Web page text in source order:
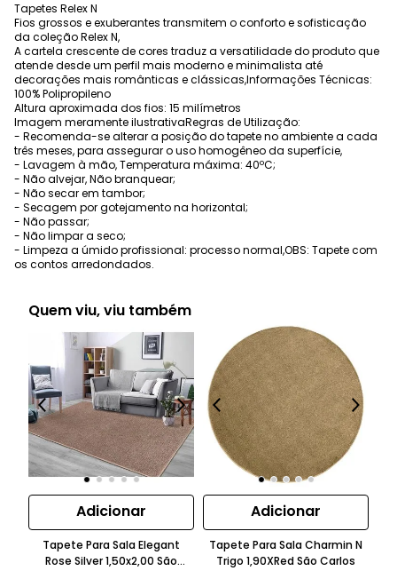
Tapetes Relex N
Fios grossos e exuberantes transmitem o conforto e sofisticação
da coleção Relex N,
A cartela crescente de cores traduz a versatilidade do produto que
atende desde um perfil mais moderno e minimalista até
decorações mais românticas e clássicas,Informações Técnicas:
100% Polipropileno
Altura aproximada dos fios: 15 milímetros
Imagem meramente ilustrativaRegras de Utilização:
- Recomenda-se alterar a posição do tapete no ambiente a cada
três meses, para assegurar o uso homogêneo da superfície,
- Lavagem à mão, Temperatura máxima: 40ºC;
- Não alvejar, Não branquear;
- Não secar em tambor;
- Secagem por gotejamento na horizontal;
- Não passar;
- Não limpar a seco;
- Limpeza a úmido profissional: processo normal,OBS: Tapete com
os contos arredondados.
Quem viu, viu também
Adicionar
Tapete Para Sala Elegant
Rose Silver 1,50x2,00 São
Adicionar
Tapete Para Sala Charmin N
Trigo 1,90XRed São Carlos